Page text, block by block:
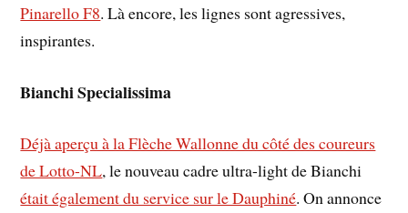
Pinarello F8. Là encore, les lignes sont agressives,
inspirantes.
Bianchi Specialissima
Déjà aperçu à la Flèche Wallonne du côté des coureurs
de Lotto-NL, le nouveau cadre ultra-light de Bianchi
était également du service sur le Dauphiné. On annonce